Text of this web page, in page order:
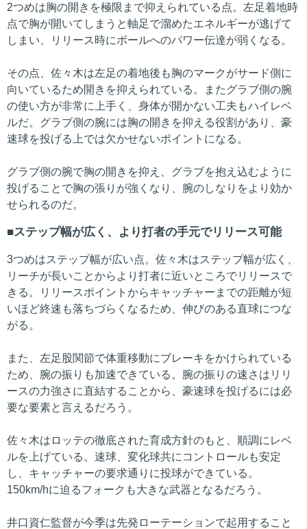
2つめは胸の開きを極限まで抑えられている点。左足着地時
点で胸が開いてしまうと軸足で溜めたエネルギーが逃げて
しまい、リリース時にボールへのパワー伝達が弱くなる。
その点、佐々木は左足の着地後も胸のマークがサード側に
向いているため開きを抑えられている。またグラブ側の腕
の使い方が非常に上手く、身体が開かない工夫もハイレベ
ルだ。グラブ側の腕には胸の開きを抑える役割があり、豪
速球を投げる上では欠かせないポイントになる。
グラブ側の腕で胸の開きを抑え、グラブを抱え込むように
投げることで胸の張りが強くなり、腕のしなりをより効か
せられるのだ。
ステップ幅が広く、より打者の手元でリリース可能
3つめはステップ幅が広い点。佐々木はステップ幅が広く、
リーチが長いことからより打者に近いところでリリースで
きる。リリースポイントからキャッチャーまでの距離が短
いほど終速も落ちづらくなるため、伸びのある直球につな
がる。
また、左足股関節で体重移動にブレーキをかけられている
ため、腕の振りも加速できている。腕の振りの速さはリリ
ースの力強さに直結することから、豪速球を投げるには必
要な要素と言えるだろう。
佐々木はロッテの徹底された育成方針のもと、順調にレベ
ルを上げている。速球、変化球共にコントロールも安定
し、キャッチャーの要求通りに投球ができている。
150km/hに迫るフォークも大きな武器となるだろう。
井口資仁監督が今季は先発ローテーションで起用すること